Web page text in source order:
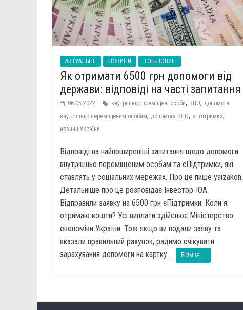
АКТУАЛЬНЕ НОВИНИ ТОП-НОВИН
Як отримати 6500 грн допомоги від
держави: відповіді на часті запитання
06.05.2022 внутрішньо преміщені особи, ВПО, допомога
внутрішньо переміщеним особам, допомога ВПО, єПідтримка,
новини України
Відповіді на найпоширеніші запитання щодо допомоги
внутрішньо переміщеним особам та єПідтримки, які
ставлять у соціальних мережах. Про це пише yaizakon.
Детальніше про це розповідає Інвестор-ЮА.
Відправили заявку на 6500 грн єПідтримки. Коли я
отримаю кошти? Усі виплати здійснює Міністерство
економіки України. Тож якщо ви подали заяву та
вказали правильний рахунок, радимо очікувати
зарахування допомоги на картку ...
Більше ...